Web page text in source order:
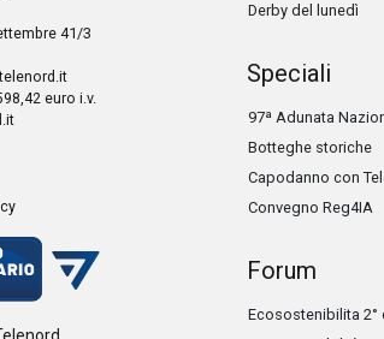
41/3
euro i.v.
Derby del lunedì
Speciali
97ª Adunata
Botteghe storiche
Capodanno con
Convegno Reg4IA
Forum
Ecosostenibilita 2°